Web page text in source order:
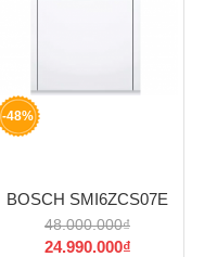
-48%
BOSCH SMI6ZCS07E
48.000.000₫
24.990.000₫